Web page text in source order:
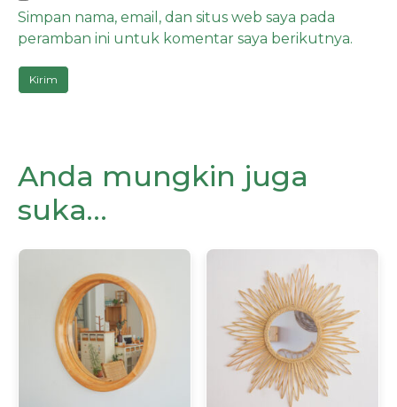
Simpan nama, email, dan situs web saya pada
peramban ini untuk komentar saya berikutnya.
Anda mungkin juga
suka…